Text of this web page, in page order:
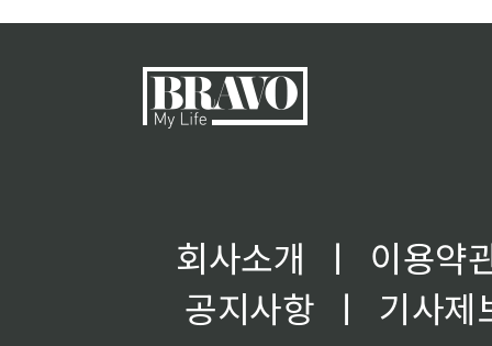
회사소개 ㅣ
이용약
공지사항
ㅣ
기사제